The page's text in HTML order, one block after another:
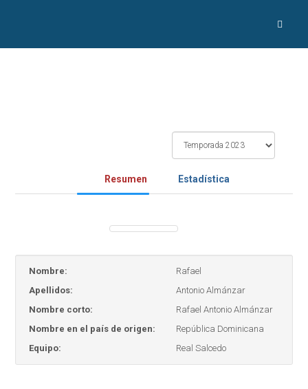
Resumen Estadística
Nombre:
Rafael
Apellidos:
Antonio Almánzar
Nombre corto:
Rafael Antonio Almánzar
Nombre en el país de origen:
República Dominicana
Equipo:
Real Salcedo